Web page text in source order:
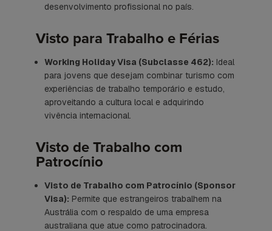
desenvolvimento profissional no país.
Visto para Trabalho e Férias
Working Holiday Visa (Subclasse 462): Ideal
para jovens que desejam combinar turismo com
experiências de trabalho temporário e estudo,
aproveitando a cultura local e adquirindo
vivência internacional.
Visto de Trabalho com
Patrocínio
Visto de Trabalho com Patrocínio (Sponsor
Visa): Permite que estrangeiros trabalhem na
Austrália com o respaldo de uma empresa
australiana que atue como patrocinadora.